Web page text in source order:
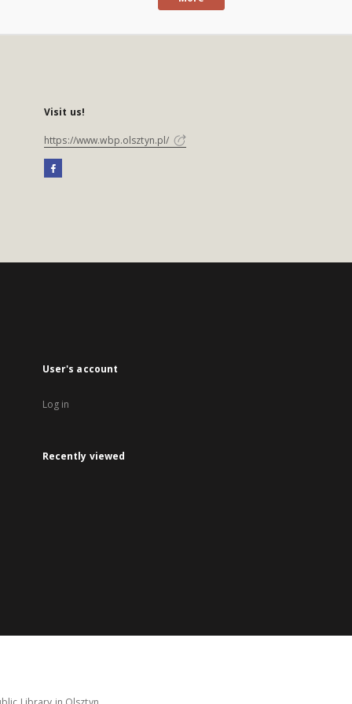
Visit us!
https://www.wbp.olsztyn.pl/
User's account
Log in
Recently viewed